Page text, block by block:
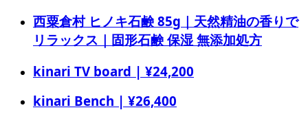
西粟倉村 ヒノキ石鹸 85g｜天然精油の香りで
リラックス｜固形石鹸 保湿 無添加処方
kinari TV board | ¥24,200
kinari Bench | ¥26,400